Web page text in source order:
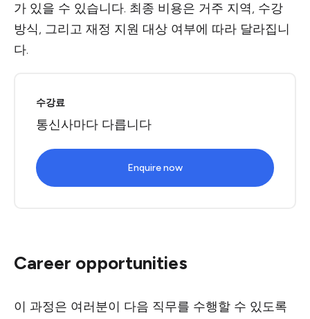
가 있을 수 있습니다. 최종 비용은 거주 지역, 수강
방식, 그리고 재정 지원 대상 여부에 따라 달라집니
다.
수강료
통신사마다 다릅니다
Enquire now
Career opportunities
이 과정은 여러분이 다음 직무를 수행할 수 있도록